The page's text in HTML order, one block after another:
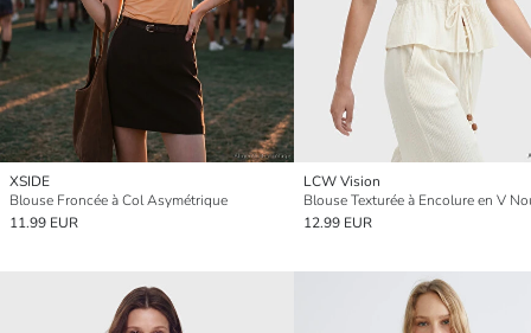
XSIDE
Blouse Froncée à Col Asymétrique
11.99 EUR
LCW Vision
Blouse Texturée à Encolure en V
12.99 EUR